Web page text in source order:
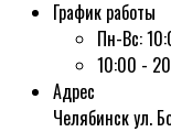
График работы
Пн-Вс:
10:00 -
Адрес
Челябинск ул.